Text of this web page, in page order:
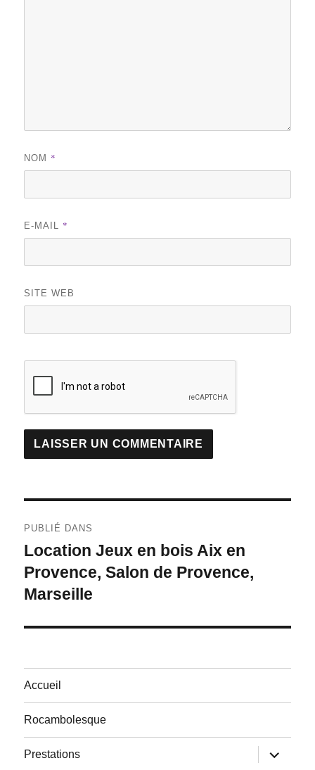
NOM *
E-MAIL *
SITE WEB
de
l’article
PUBLIÉ DANS
Location Jeux en bois Aix en
Provence, Salon de Provence,
Marseille
Accueil
Rocambolesque
Prestations
ouvrir
le